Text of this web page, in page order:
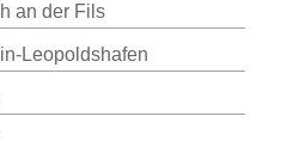
an der Fils
Leopoldshafen